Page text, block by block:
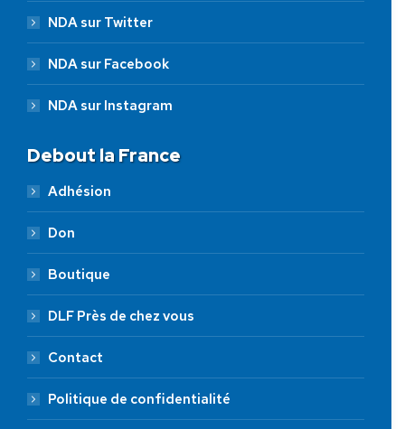
NDA sur Twitter
NDA sur Facebook
NDA sur Instagram
Debout la France
Adhésion
Don
Boutique
DLF Près de chez vous
Contact
Politique de confidentialité